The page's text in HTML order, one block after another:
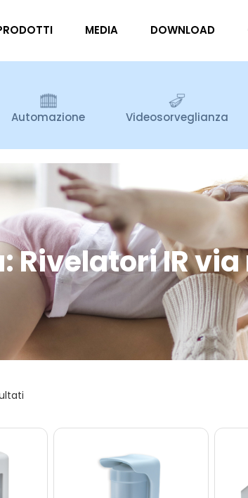
MEDIA DOWNLOAD
Automazione Videosorveglianza
Rivelatori IR